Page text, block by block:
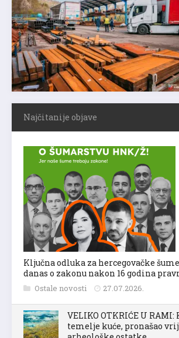
Najčitanije objave
Ključna odluka za hercegovačke
danas o zakonu nakon 16 godina
Ostale novosti 27.07.2026.
VELIKO OTKRIĆE U RAMI:
temelje kuće, pronašao